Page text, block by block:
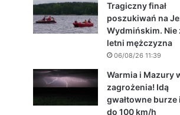
Tragiczny finał
poszukiwań na
Wydmińskim. Nie
letni mężczyzna
06/08/26 11:39
Warmia i Mazury
zagrożenia! Idą
gwałtowne burze
do 100 km/h